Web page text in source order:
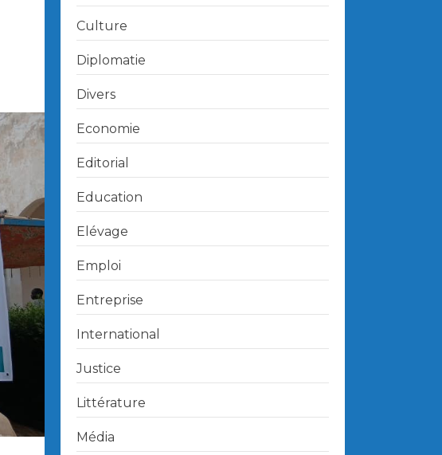
Culture
Diplomatie
Divers
Economie
Editorial
Education
Elévage
Emploi
Entreprise
International
Justice
Littérature
Média